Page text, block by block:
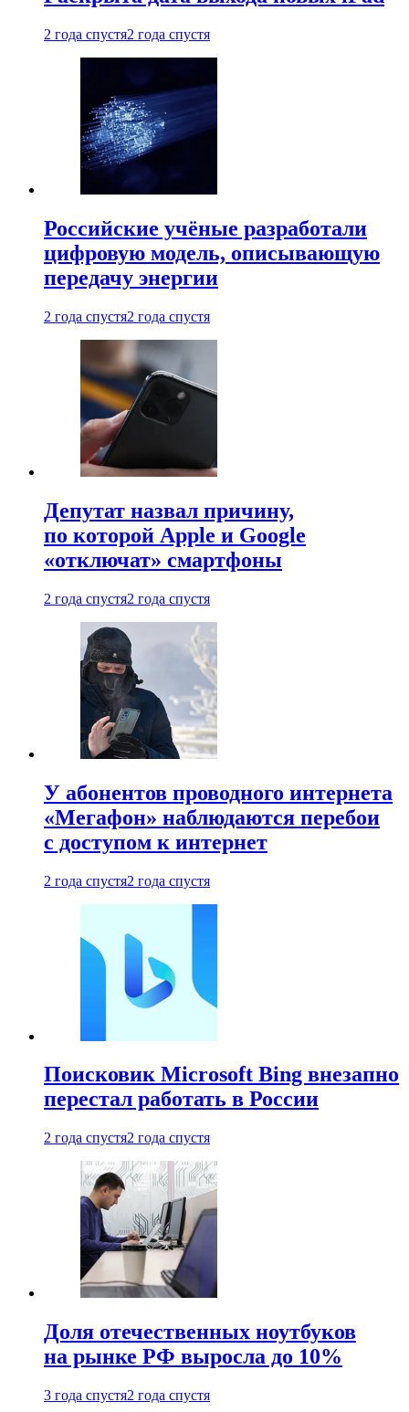
2 года спустя2 года спустя
Российские учёные разработали
цифровую модель, описывающую
передачу энергии
2 года спустя2 года спустя
Депутат назвал причину,
по которой Apple и Google
«отключат» смартфоны
2 года спустя2 года спустя
У абонентов проводного интернета
«Мегафон» наблюдаются перебои
с доступом к интернет
2 года спустя2 года спустя
Поисковик Microsoft Bing внезапно
перестал работать в России
2 года спустя2 года спустя
Доля отечественных ноутбуков
на рынке РФ выросла до 10%
3 года спустя2 года спустя